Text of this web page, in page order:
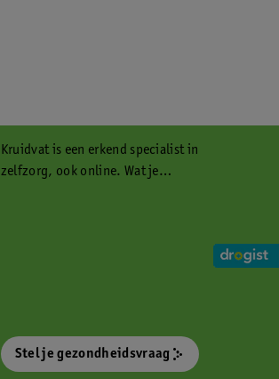
Kruidvat is een erkend specialist in
zelfzorg, ook online. Wat je
Stel je gezondheidsvraag